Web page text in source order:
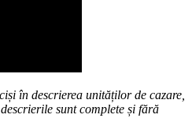
în descrierea unităților de cazare,
sunt complete și fără